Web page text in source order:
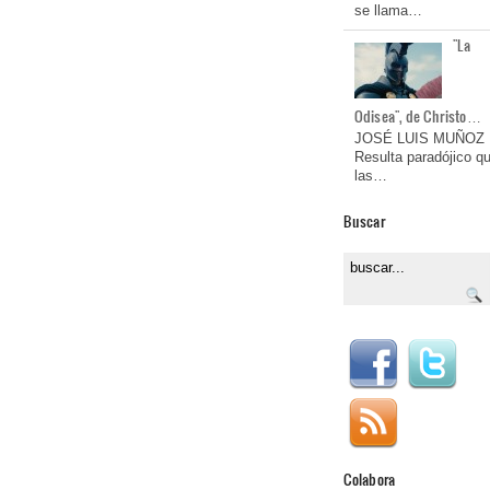
se llama…
"La
Odisea", de Christo…
JOSÉ LUIS MUÑOZ
Resulta paradójico
las…
Buscar
Colabora